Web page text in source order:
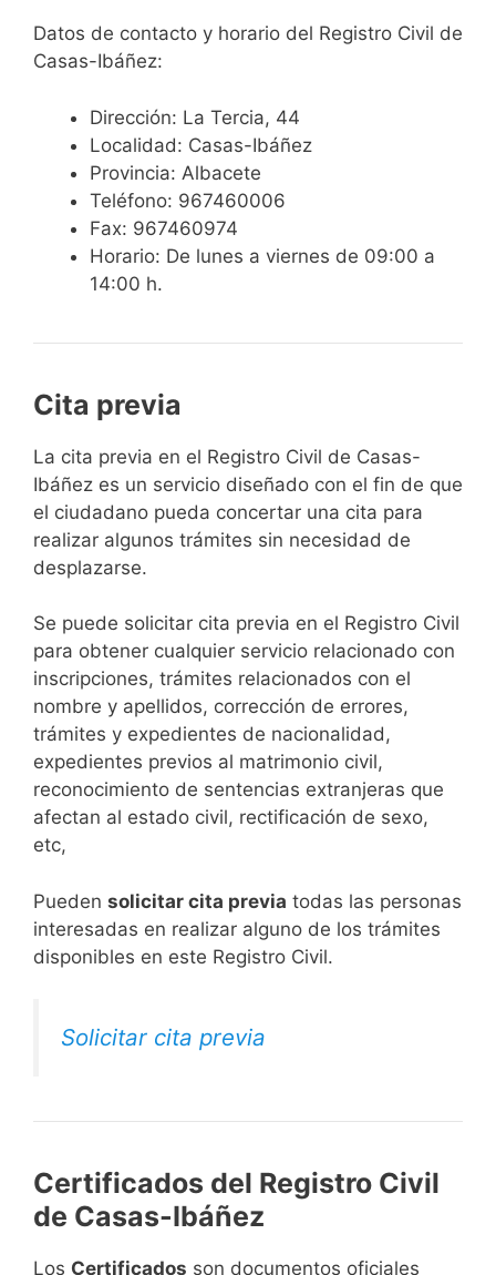
Datos de contacto y horario del Registro Civil de
Casas-Ibáñez:
Dirección: La Tercia, 44
Localidad: Casas-Ibáñez
Provincia: Albacete
Teléfono: 967460006
Fax: 967460974
Horario: De lunes a viernes de 09:00 a
14:00 h.
Cita previa
​​​​​​​​​​​​​​​​​​​​​​​​​​​​La cita previa en el Registro Civil de Casas-
Ibáñez es un servicio diseñado con el fin de que
el ciudadano pueda concertar una cita para
realizar algunos trámites sin necesidad de
desplazarse.​
Se puede solicitar cita previa en el Registro Civil
para obtener cualquier servicio relacionado con
inscripciones, trámites relacionados con el
nombre y apellidos, corrección de errores,
trámites y expedientes de nacionalidad,
expedientes previos al matrimonio civil,
reconocimiento de sentencias extranjeras que
afectan al estado civil, rectificación de sexo,
etc,
​Pueden solicitar cita previa todas las personas
interesadas en realizar alguno de los trámites
disponibles en este Registro Civil.​
Solicitar cita previa
Certificados del Registro Civil
de Casas-Ibáñez
Los Certificados son documentos oficiales